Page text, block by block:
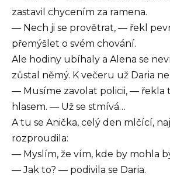
zastavil chycením za ramena.
— Nech ji se provětrat, — řekl
přemýšlet o svém chování.
Ale hodiny ubíhaly a Alena se
zůstal němý. K večeru už Daria
— Musíme zavolat policii, — řekla
hlasem. — Už se stmívá…
A tu se Anička, celý den mlčící,
rozproudila:
— Myslím, že vím, kde by mohla
— Jak to? — podivila se Daria.